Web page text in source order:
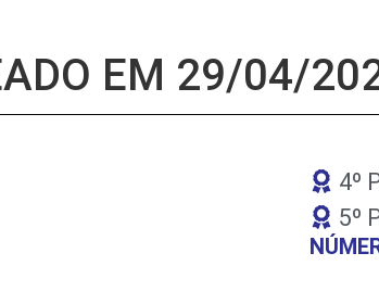
EM 29/04/
4º
5º